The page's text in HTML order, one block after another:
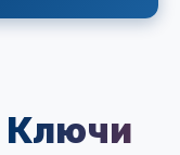
Ключи